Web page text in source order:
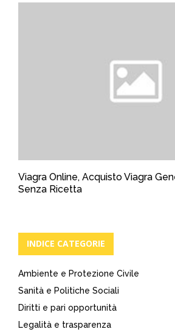
Viagra Online, Acquisto Viagra
Senza Ricetta
INDICE CATEGORIE
Ambiente e Protezione Civile
Sanità e Politiche Sociali
Diritti e pari opportunità
Legalità e trasparenza